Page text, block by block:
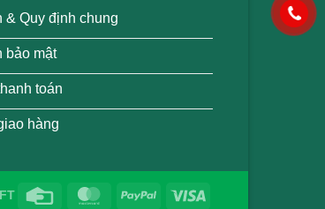
& Quy định chung
bảo mật
toán
hàng